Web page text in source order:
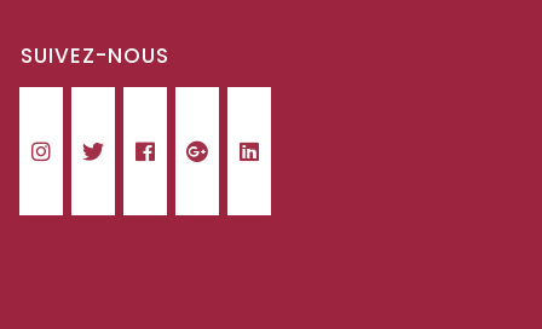
SUIVEZ-NOUS